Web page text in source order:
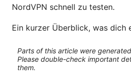
NordVPN schnell zu testen.
Ein kurzer Überblick, was dich
Parts of this article were
Please double-check important
them.